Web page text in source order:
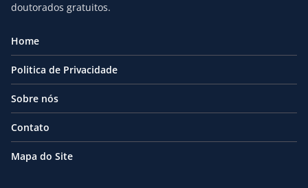
doutorados gratuitos.
Home
Politica de Privacidade
Sobre nós
Contato
Mapa do Site